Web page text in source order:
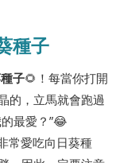
種子
子🌻！每當你打開
的，立馬就會跑過
最愛？”😂
常愛吃向日葵種